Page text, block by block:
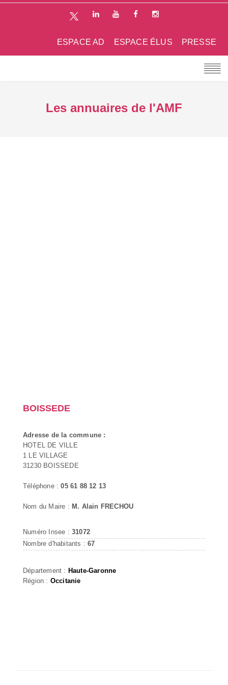
PRESSE
ESPACE ÉLUS
ESPACE AD
Les annuaires de l'AMF
BOISSEDE
Adresse de la commune :
HOTEL DE VILLE
1 LE VILLAGE
31230 BOISSEDE
Téléphone :05 61 88 12 13
Nom du Maire : M. Alain FRECHOU
Numéro Insee : 31072
Nombre d'habitants :67
Département : Haute-Garonne
Région : Occitanie